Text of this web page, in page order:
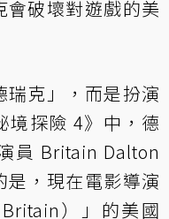
會破壞對遊戲的美
克」，而是扮演
境探險 4》中，德
員 Britain Dalton
，現在電影導演
）」的美國